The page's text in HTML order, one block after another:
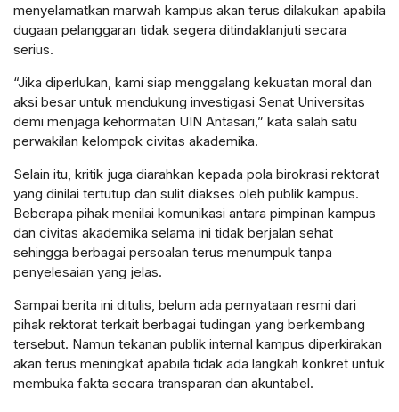
menyelamatkan marwah kampus akan terus dilakukan apabila
dugaan pelanggaran tidak segera ditindaklanjuti secara
serius.
“Jika diperlukan, kami siap menggalang kekuatan moral dan
aksi besar untuk mendukung investigasi Senat Universitas
demi menjaga kehormatan UIN Antasari,” kata salah satu
perwakilan kelompok civitas akademika.
Selain itu, kritik juga diarahkan kepada pola birokrasi rektorat
yang dinilai tertutup dan sulit diakses oleh publik kampus.
Beberapa pihak menilai komunikasi antara pimpinan kampus
dan civitas akademika selama ini tidak berjalan sehat
sehingga berbagai persoalan terus menumpuk tanpa
penyelesaian yang jelas.
Sampai berita ini ditulis, belum ada pernyataan resmi dari
pihak rektorat terkait berbagai tudingan yang berkembang
tersebut. Namun tekanan publik internal kampus diperkirakan
akan terus meningkat apabila tidak ada langkah konkret untuk
membuka fakta secara transparan dan akuntabel.